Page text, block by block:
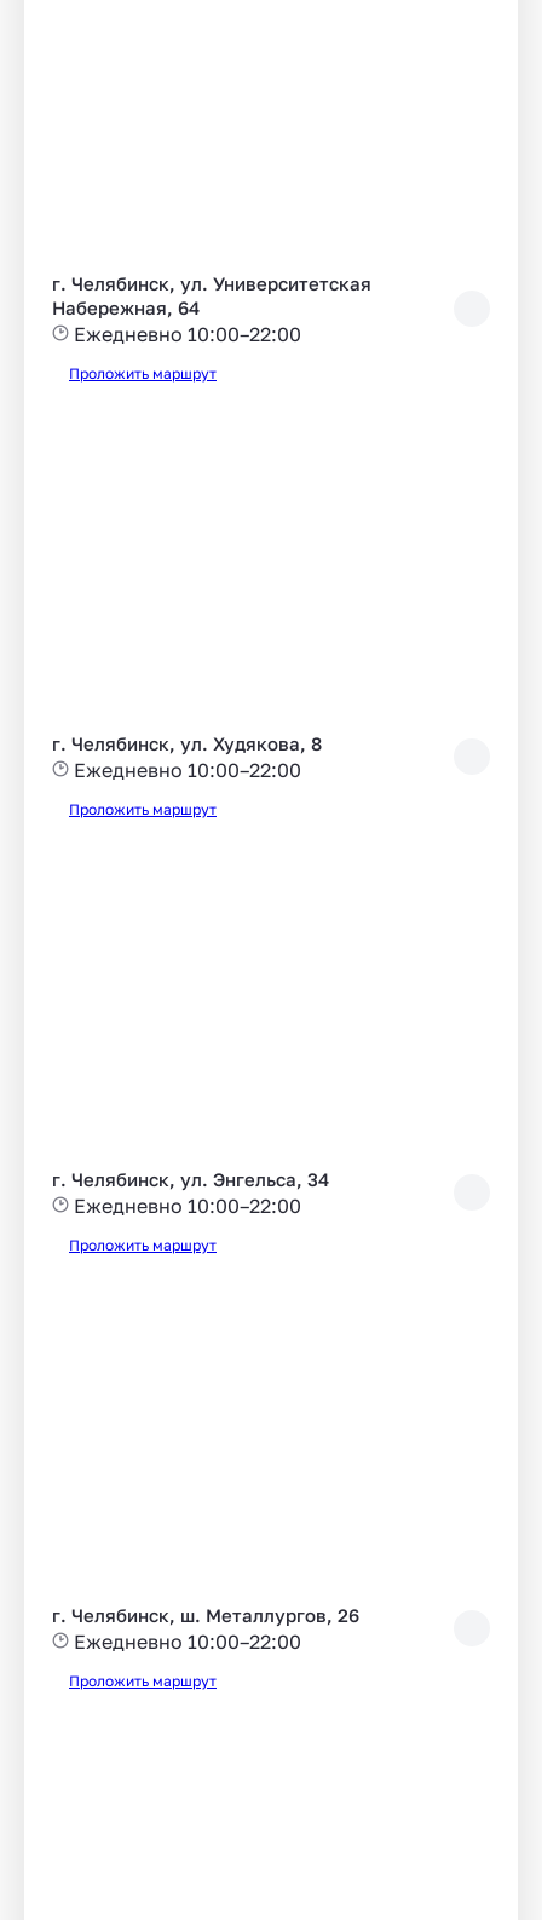
г. Челябинск, ул. Университетская
Набережная, 64
Ежедневно 10:00–22:00
Проложить маршрут
г. Челябинск, ул. Худякова, 8
Ежедневно 10:00–22:00
Проложить маршрут
г. Челябинск, ул. Энгельса, 34
Ежедневно 10:00–22:00
Проложить маршрут
г. Челябинск, ш. Металлургов, 26
Ежедневно 10:00–22:00
Проложить маршрут